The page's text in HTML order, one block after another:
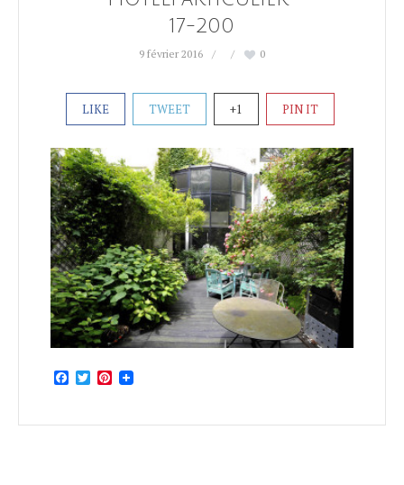
17-200
9 février 2016 0
LIKE TWEET +1 PIN IT
Facebook
TwitterPinterest